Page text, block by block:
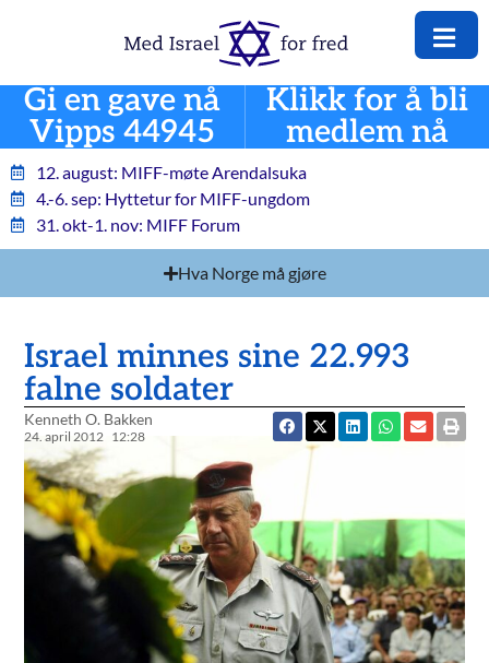
Gi en gave nå
Vipps 44945
Klikk for å bli
medlem nå
12. august: MIFF-møte Arendalsuka
4.-6. sep: Hyttetur for MIFF-ungdom
31. okt-1. nov: MIFF Forum
Hva Norge må gjøre
Israel minnes sine 22.993
falne soldater
Kenneth O. Bakken
24. april 2012 12:28